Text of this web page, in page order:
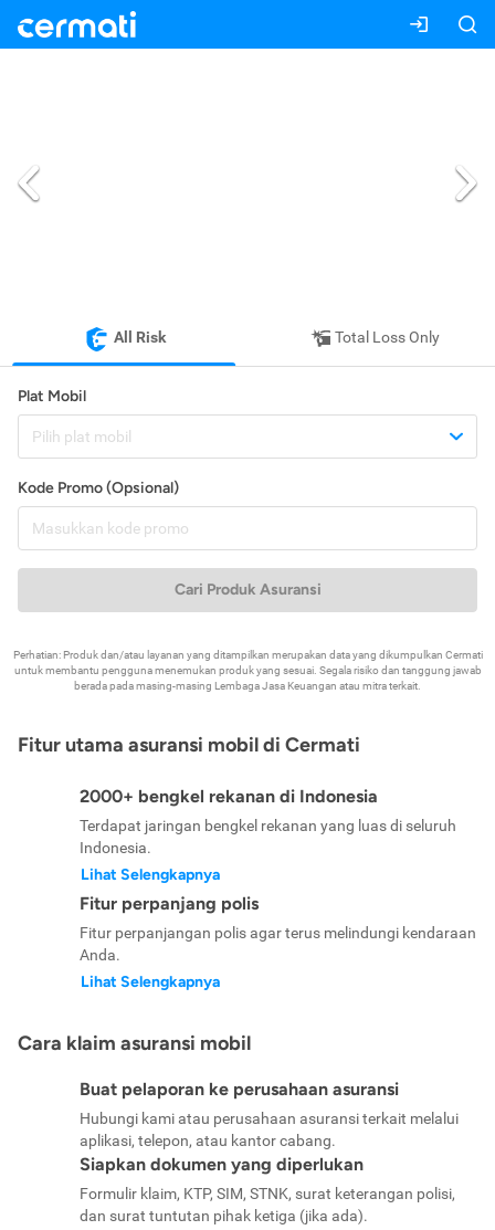
All Risk Total Loss Only
Plat Mobil
Pilih plat mobil
Kode Promo (Opsional)
Cari Produk Asuransi
Perhatian: Produk dan/atau layanan yang ditampilkan merupakan data yang dikumpulkan Cermati
untuk membantu pengguna menemukan produk yang sesuai. Segala risiko dan tanggung jawab
berada pada masing-masing Lembaga Jasa Keuangan atau mitra terkait.
Fitur utama asuransi mobil di Cermati
2000+ bengkel rekanan di Indonesia
Terdapat jaringan bengkel rekanan yang luas di seluruh
Indonesia.
Lihat Selengkapnya
Fitur perpanjang polis
Fitur perpanjangan polis agar terus melindungi kendaraan
Anda.
Lihat Selengkapnya
Cara klaim asuransi mobil
Buat pelaporan ke perusahaan asuransi
Hubungi kami atau perusahaan asuransi terkait melalui
aplikasi, telepon, atau kantor cabang.
Siapkan dokumen yang diperlukan
Formulir klaim, KTP, SIM, STNK, surat keterangan polisi,
dan surat tuntutan pihak ketiga (jika ada).